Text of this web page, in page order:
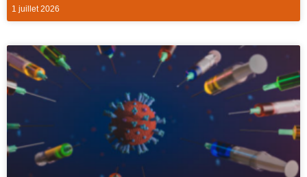
1 juillet 2026